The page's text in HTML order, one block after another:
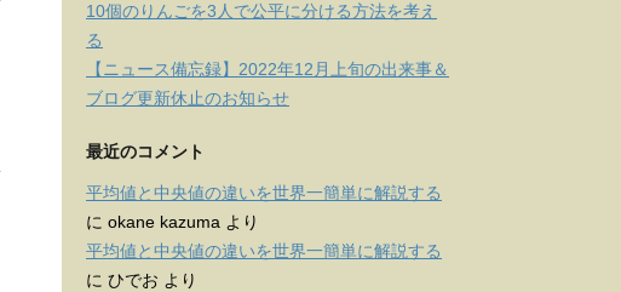
10個のりんごを3人で公平に分ける方法を考え
る
【ニュース備忘録】2022年12月上旬の出来事＆
ブログ更新休止のお知らせ
最近のコメント
平均値と中央値の違いを世界一簡単に解説する
に okane kazuma より
平均値と中央値の違いを世界一簡単に解説する
に ひでお より